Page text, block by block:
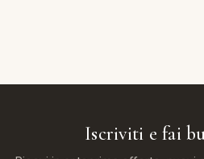
Iscriviti e fai